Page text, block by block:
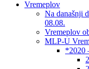
Vremeplov
Na današnji
08.08.
Vremeplov
MLP-U